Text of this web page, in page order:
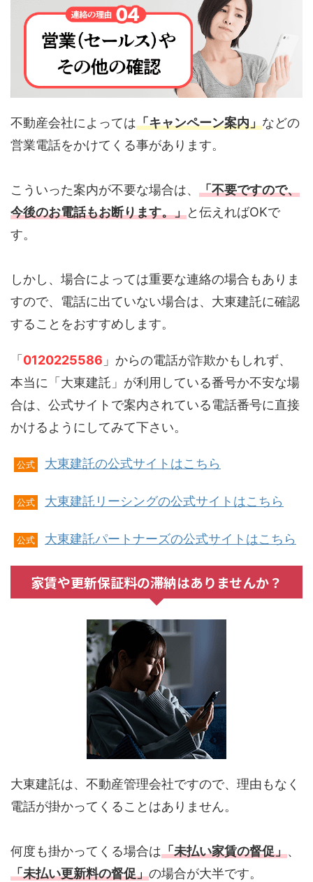
不動産会社によっては「キャンペーン案内」などの
営業電話をかけてくる事があります。
こういった案内が不要な場合は、 「不要ですので、
今後のお電話もお断ります。」と伝えればOKで
す。
しかし、場合によっては重要な連絡の場合もありま
すので、電話に出ていない場合は、大東建託に確認
することをおすすめします。
「 0120225586 」からの電話が詐欺かもしれず、
本当に「大東建託」が利用している番号か不安な場
合は、公式サイトで案内されている電話番号に直接
かけるようにしてみて下さい。
公式 大東建託の公式サイトはこちら
公式 大東建託リーシングの公式サイトはこちら
公式 大東建託パートナーズの公式サイトはこちら
家賃や更新保証料の滞納はありませんか？
大東建託は、不動産管理会社ですので、理由もなく
電話が掛かってくることはありません。
何度も掛かってくる場合は「未払い家賃の督促」、
「未払い更新料の督促」の場合が大半です。